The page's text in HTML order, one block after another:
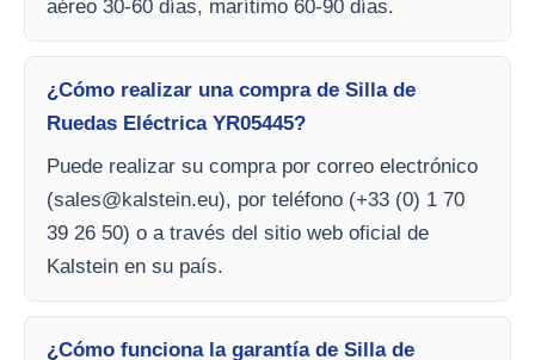
aéreo 30-60 días, marítimo 60-90 días.
¿Cómo realizar una compra de Silla de
Ruedas Eléctrica YR05445?
Puede realizar su compra por correo electrónico
(sales@kalstein.eu), por teléfono (+33 (0) 1 70
39 26 50) o a través del sitio web oficial de
Kalstein en su país.
¿Cómo funciona la garantía de Silla de